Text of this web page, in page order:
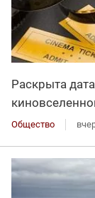
Раскрыта
Общество